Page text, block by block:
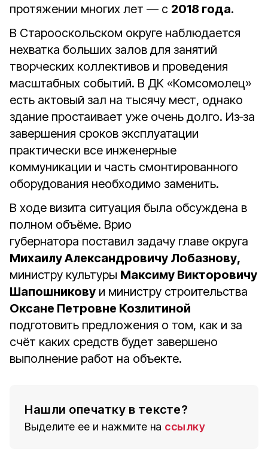
протяжении многих лет — с 2018 года.
В Старооскольском округе наблюдается
нехватка больших залов для занятий
творческих коллективов и проведения
масштабных событий. В ДК «Комсомолец»
есть актовый зал на тысячу мест, однако
здание простаивает уже очень долго. Из‑за
завершения сроков эксплуатации
практически все инженерные
коммуникации и часть смонтированного
оборудования необходимо заменить.
В ходе визита ситуация была обсуждена в
полном объёме. Врио
губернатора поставил задачу главе округа
МихаилуАлександровичу Лобазнову,
министру культуры Максиму Викторовичу
Шапошникову и министру строительства
Оксане Петровне Козлитиной
подготовить предложения о том, как и за
счёт каких средств будет завершено
выполнение работ на объекте.
Нашли опечатку в тексте?
Выделите ее и нажмите на ссылку